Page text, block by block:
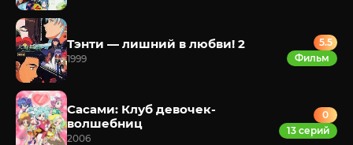
Тэнти — лишний в любви! 2
1999
5.5
Фильм
Сасами: Клуб девочек-
волшебниц
2006
0
13 серий